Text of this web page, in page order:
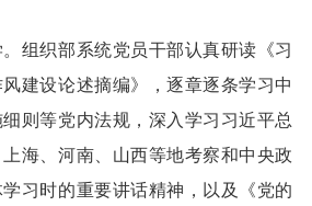
织部系统党员干部认真研读《习
建设论述摘编》，逐章逐条学习中
则等党内法规，深入学习习近平总
海、河南、山西等地考察和中央政
习时的重要讲话精神，以及《党的